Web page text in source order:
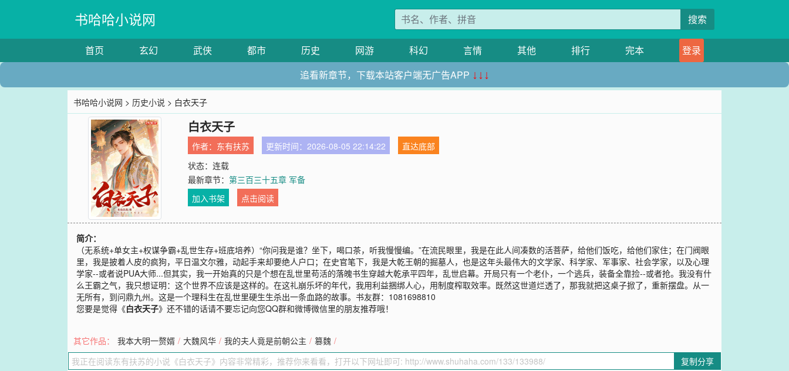
书哈哈小说网 搜索
首页 玄幻 武侠 都市 历史 网游 科幻 言情 其他 排行 完本
登录
追看新章节，下载本站客户端无广告APP ↓↓↓
书哈哈小说网 > 历史小说 > 白衣天子
白衣天子
作者： 东有扶苏 更新时间：2026-08-05 22:14:22
直达底部
状态：连载
最新章节：第三百三十五章 军备
加入书架
点击阅读
简介：
（无系统+单女主+权谋争霸+乱世生存+班底培养）“你问我是谁？坐下，喝口茶，听我慢慢编。”在流民眼里，我是在此人间凑数的活菩萨，给他们饭吃，给他们家住；在门阀眼
里，我是披着人皮的疯狗，平日温文尔雅，动起手来却要绝人户口；在史官笔下，我是大乾王朝的掘墓人，也是这年头最伟大的文学家、科学家、军事家、社会学家，以及心理
学家--或者说PUA大师...但其实，我一开始真的只是个想在乱世里苟活的落魄书生穿越大乾承平四年，乱世启幕。开局只有一个老仆，一个逃兵，装备全靠捡--或者抢。我没有什
么王霸之气，我只想证明：这个世界不应该是这样的。在这礼崩乐坏的年代，我用利益捆绑人心，用制度榨取效率。既然这世道烂透了，那我就把这桌子掀了，重新摆盘。从一
无所有，到问鼎九州。这是一个理科生在乱世里硬生生杀出一条血路的故事。书友群：1081698810
您要是觉得《白衣天子》还不错的话请不要忘记向您QQ群和微博微信里的朋友推荐哦！
其它作品： 我本大明一赘婿 / 大魏风华 / 我的夫人竟是前朝公主 / 篡魏 /
复制分享